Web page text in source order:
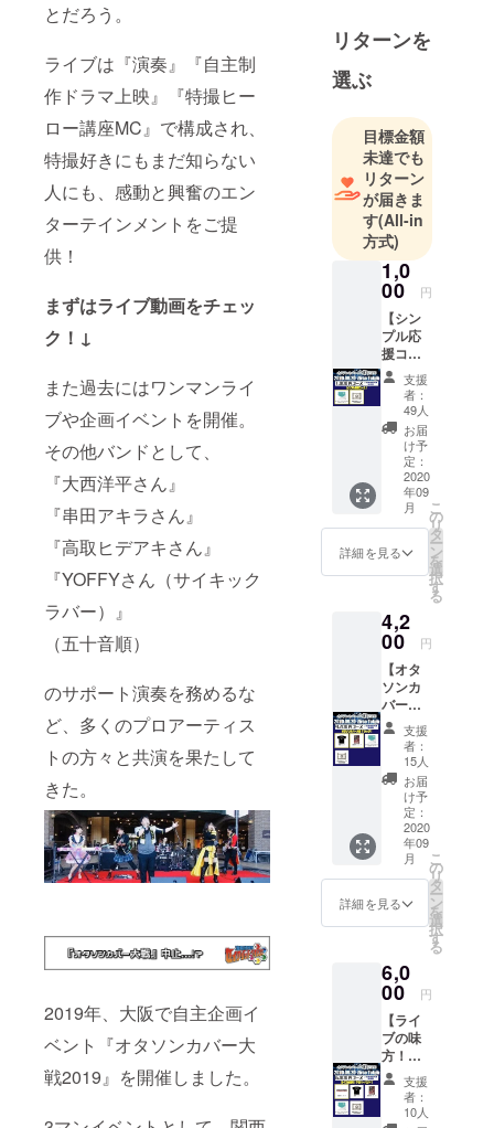
とだろう。
ライブは『演奏』『自主制
作ドラマ上映』『特撮ヒー
ロー講座MC』で構成され、
特撮好きにもまだ知らない
人にも、感動と興奮のエン
ターテインメントをご提
供！
まずはライブ動画をチェッ
ク！↓
また過去にはワンマンライ
ブや企画イベントを開催。
その他バンドとして、
『大西洋平さん』
『串田アキラさん』
『高取ヒデアキさん』
『YOFFYさん（サイキック
ラバー）』
（五十音順）
のサポート演奏を務めるな
ど、多くのプロアーティス
トの方々と共演を果たして
きた。
2019年、大阪で自主企画イ
ベント『オタソンカバー大
戦2019』を開催しました。
映』『特撮
ヒーロー講
座MC』で構
成され、特
撮好きにも
まだ知らな
い人にも、
感動と興奮
のエンター
テインメン
トをご提
リターンを
選ぶ
目標金額
未達でも
リターン
が届きま
す(All-in
方式)
1,0
00 円
【シン
プル応
援コー
ス】 ・
セイク
リッド
ヘキサ
ゴンよ
りお礼
のメッ
セージ
・支援
者限定
打ち上
げ生放
各リ
ターン
内容詳
細は本
文を参
照
支援
者：
49人
お届
け予
定：
2020
年09
月
詳細を見る
こ
の
リ
タ
ー
ン
を
選
択
す
る
4,2
00 円
【オタ
ソンカ
バー大
戦 T
シャツ
コー
ス】 ・
オタソ
ンカ
バー大
戦2020
限定T
シャツ
・オタ
ソンカ
限定ポ
スト
カード
・セイ
クリッ
ドヘキ
サゴン
よりお
礼の
支援
者：
15人
お届
け予
定：
2020
年09
月
詳細を見る
こ
の
リ
タ
ー
ン
を
選
択
す
る
6,0
00 円
【ライ
ブの味
方！？
ラバー
バンド
コー
支援
者：
10人